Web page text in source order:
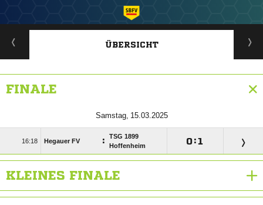
ANZEIGE
ÜBERSICHT
FINALE
 
 Hegauer FV :
TSG 1899
Hoffenheim
 : 
KLEINES FINALE